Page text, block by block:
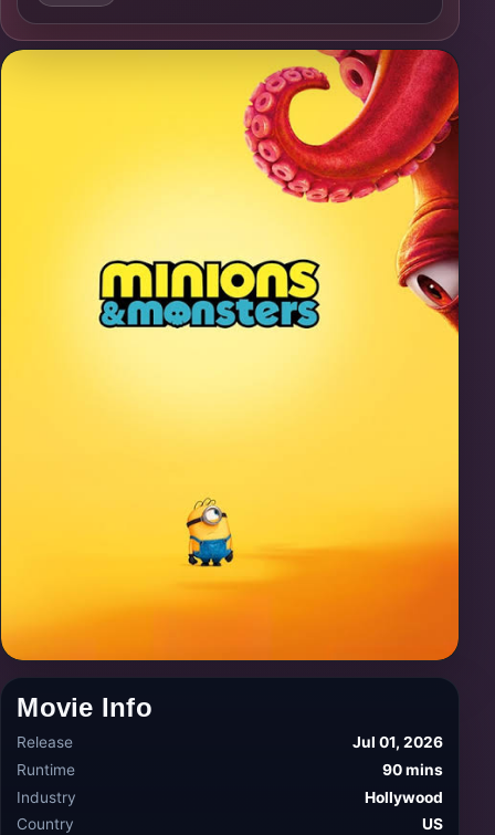
Movie Info
Release
Jul 01, 2026
Runtime
90 mins
Industry
Hollywood
Country
US